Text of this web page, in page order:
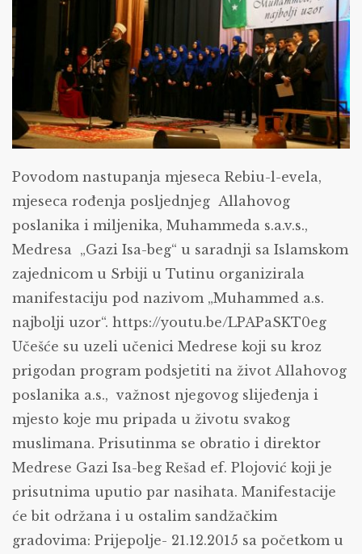
Povodom nastupanja mjeseca Rebiu-l-evela,
mjeseca rođenja posljednjeg Allahovog
poslanika i miljenika, Muhammeda s.a.v.s.,
Medresa „Gazi Isa-beg“ u saradnji sa Islamskom
zajednicom u Srbiji u Tutinu organizirala
manifestaciju pod nazivom „Muhammed a.s.
najbolji uzor“. https://youtu.be/LPAPaSKT0eg
Učešće su uzeli učenici Medrese koji su kroz
prigodan program podsjetiti na život Allahovog
poslanika a.s., važnost njegovog slijeđenja i
mjesto koje mu pripada u životu svakog
muslimana. Prisutinma se obratio i direktor
Medrese Gazi Isa-beg Rešad ef. Plojović koji je
prisutnima uputio par nasihata. Manifestacije
će bit održana i u ostalim sandžačkim
gradovima: Prijepolje- 21.12.2015 sa početkom u